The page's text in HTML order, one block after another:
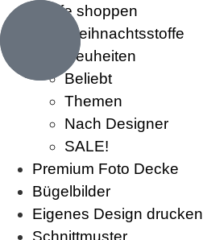
Stoffe shoppen
Weihnachtsstoffe
Neuheiten
Beliebt
Themen
Nach Designer
SALE!
Premium Foto Decke
Bügelbilder
Eigenes Design drucken
Schnittmuster